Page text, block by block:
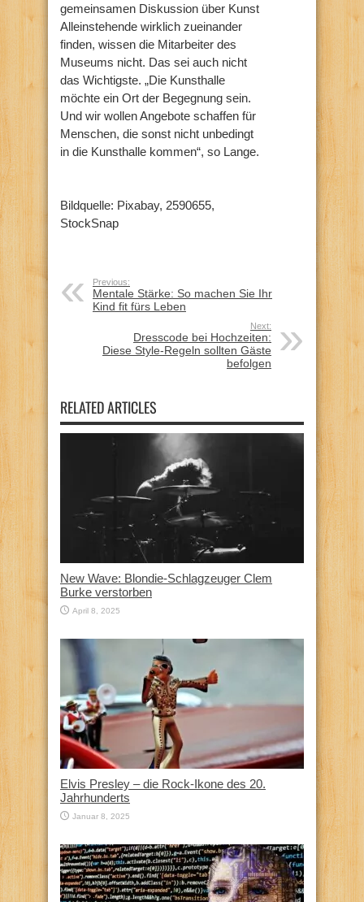
gemeinsamen Diskussion über Kunst
Alleinstehende wirklich zueinander
finden, wissen die Mitarbeiter des
Museums nicht. Das sei auch nicht
das Wichtigste. „Die Kunsthalle
möchte ein Ort der Begegnung sein.
Und wir wollen Angebote schaffen für
Menschen, die sonst nicht unbedingt
in die Kunsthalle kommen“, so Lange.
Bildquelle: Pixabay, 2590655,
StockSnap
Previous:
Mentale Stärke: So machen Sie Ihr
Kind fit fürs Leben
Next:
Dresscode bei Hochzeiten:
Diese Style-Regeln sollten Gäste
befolgen
RELATED ARTICLES
New Wave: Blondie-Schlagzeuger Clem
Burke verstorben
April 8, 2025
Elvis Presley – die Rock-Ikone des 20.
Jahrhunderts
Januar 8, 2025